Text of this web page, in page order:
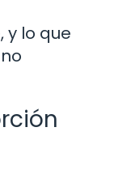
y lo que